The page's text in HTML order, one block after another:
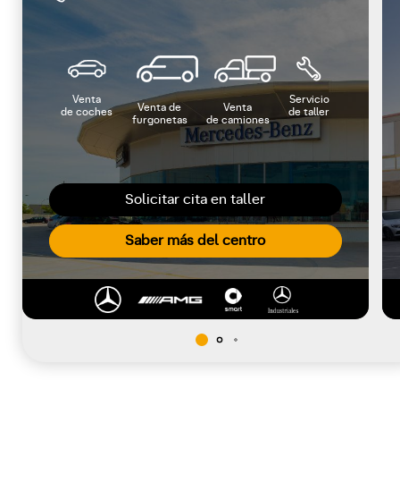
Solicitar cita en taller
Saber más del centro
Venta
de coches
Venta de
furgonetas
Venta
de camiones
Servicio
de taller